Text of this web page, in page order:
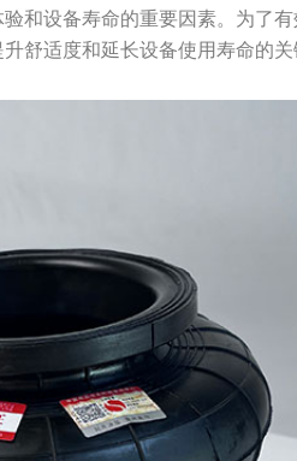
和设备寿命的重要因素。为了
舒适度和延长设备使用寿命的关